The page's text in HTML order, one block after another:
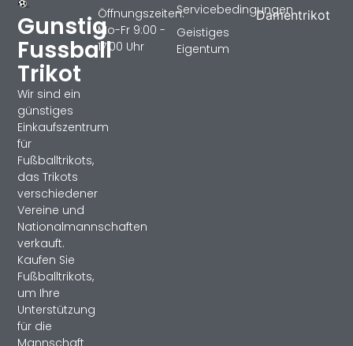
Gunstig
Fussball
Trikot
Wir sind ein
günstiges
Einkaufszentrum
für
Fußballtrikots,
das Trikots
verschiedener
Vereine und
Nationalmannschaften
verkauft.
Kaufen Sie
Fußballtrikots,
um Ihre
Unterstützung
für die
Mannschaft
Damentrikot
Servicebedingungen
Geistiges
Eigentum
Öffnungszeiten:
Mo-Fr 9:00 -
17:00 Uhr